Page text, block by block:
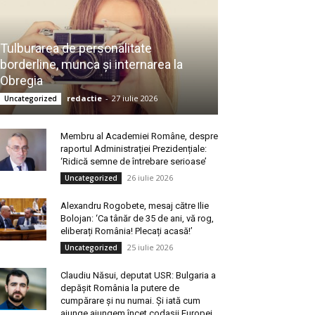
Tulburarea de personalitate
borderline, munca și internarea la
Obregia
Uncategorized redactie - 27 iulie 2026
Membru al Academiei Române, despre
raportul Administrației Prezidențiale:
‘Ridică semne de întrebare serioase’
Uncategorized 26 iulie 2026
Alexandru Rogobete, mesaj către Ilie
Bolojan: ‘Ca tânăr de 35 de ani, vă rog,
eliberați România! Plecați acasă!’
Uncategorized 25 iulie 2026
Claudiu Năsui, deputat USR: Bulgaria a
depășit România la putere de
cumpărare și nu numai. Și iată cum